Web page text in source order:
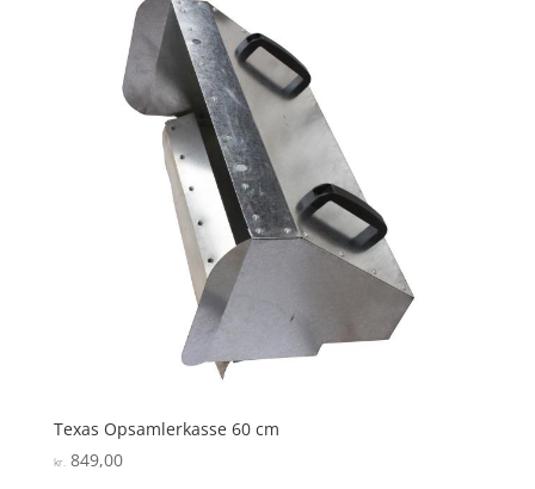
Texas Opsamlerkasse 60 cm
kr.849,00